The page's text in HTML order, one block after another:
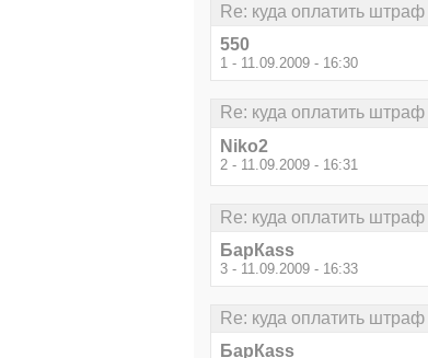
Re: куда оплатить штраф
550
1 - 11.09.2009 - 16:30
Re: куда оплатить штраф
Niko2
2 - 11.09.2009 - 16:31
Re: куда оплатить штраф
БарКаss
3 - 11.09.2009 - 16:33
Re: куда оплатить штраф
БарКаss